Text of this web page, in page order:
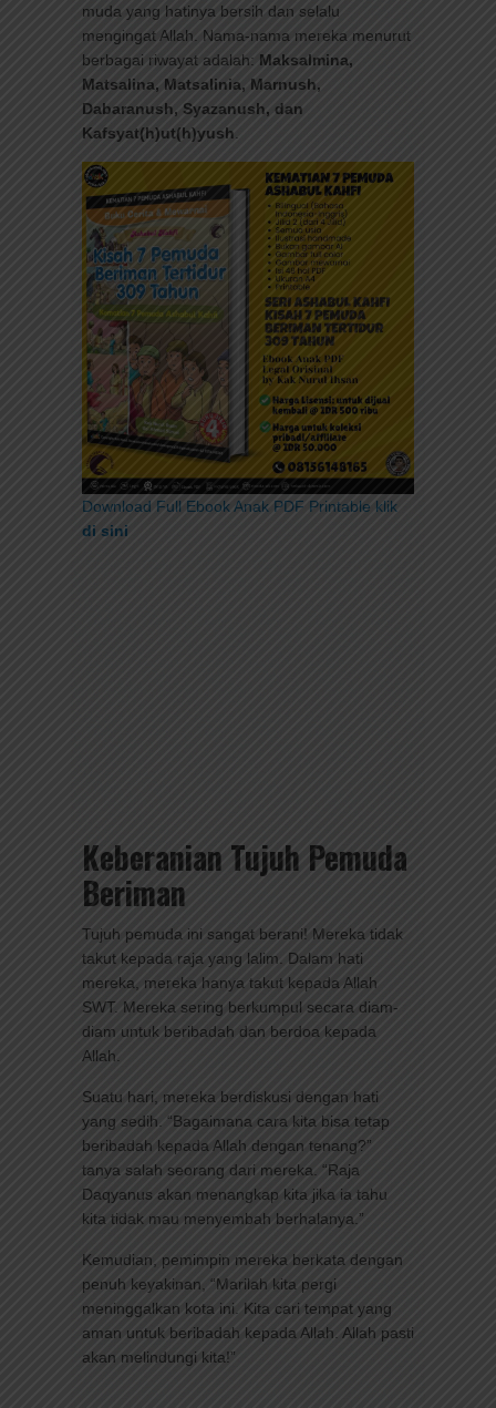
muda yang hatinya bersih dan selalu
mengingat Allah. Nama-nama mereka menurut
berbagai riwayat adalah: Maksalmina,
Matsalina, Matsalinia, Marnush,
Dabaranush, Syazanush, dan
Kafsyat(h)ut(h)yush
Download Full Ebook Anak PDF Printable klik
di sini
Keberanian Tujuh Pemuda
Beriman
Tujuh pemuda ini sangat berani! Mereka tidak
takut kepada raja yang lalim. Dalam hati
mereka, mereka hanya takut kepada Allah
SWT. Mereka sering berkumpul secara diam-
diam untuk beribadah dan berdoa kepada
Allah.
Suatu hari, mereka berdiskusi dengan hati
yang sedih. “Bagaimana cara kita bisa tetap
beribadah kepada Allah dengan tenang?”
tanya salah seorang dari mereka. “Raja
Daqyanus akan menangkap kita jika ia tahu
kita tidak mau menyembah berhalanya.”
Kemudian, pemimpin mereka berkata dengan
penuh keyakinan, “Marilah kita pergi
meninggalkan kota ini. Kita cari tempat yang
aman untuk beribadah kepada Allah. Allah pasti
akan melindungi kita!”